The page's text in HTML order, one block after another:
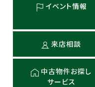
イベント情報
来店相談
中古物件お探し
サービス